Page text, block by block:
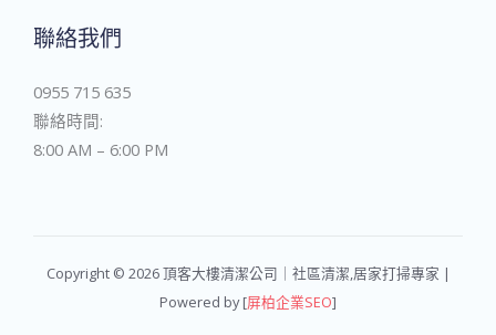
聯絡我們
0955 715 635
聯絡時間:
8:00 AM – 6:00 PM
Copyright © 2026 頂客大樓清潔公司｜社區清潔,居家打掃專家 |
Powered by [屏柏企業SEO]